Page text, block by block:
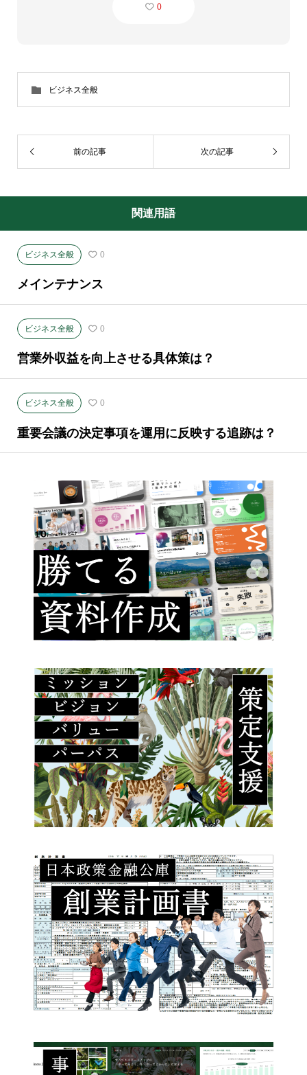
0
ビジネス全般
前の記事 次の記事
関連用語
ビジネス全般 0
メインテナンス
ビジネス全般 0
営業外収益を向上させる具体策は？
ビジネス全般 0
重要会議の決定事項を運用に反映する追跡は？